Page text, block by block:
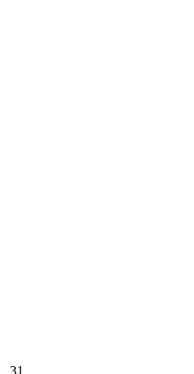
31